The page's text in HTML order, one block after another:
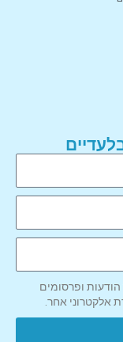
ופרסומים
אלקטרוני אחר.